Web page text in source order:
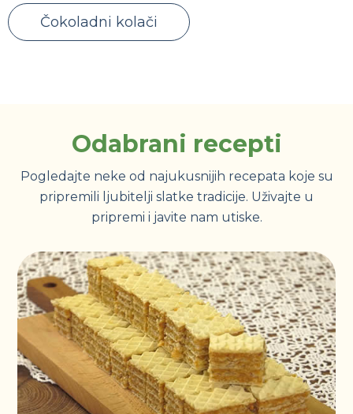
Čokoladni kolači
Odabrani recepti
Pogledajte neke od najukusnijih recepata koje su
pripremili ljubitelji slatke tradicije. Uživajte u
pripremi i javite nam utiske.